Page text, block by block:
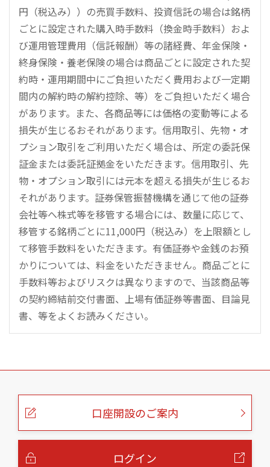
円（税込み））の売買手数料、投資信託の場合は銘柄
ごとに設定された購入時手数料（換金時手数料）およ
び運用管理費用（信託報酬）等の諸経費、年金保険・
終身保険・養老保険の場合は商品ごとに設定された契
約時・運用期間中にご負担いただく費用および一定期
間内の解約時の解約控除、等）をご負担いただく場合
があります。また、各商品等には価格の変動等による
損失が生じるおそれがあります。信用取引、先物・オ
プション取引をご利用いただく場合は、所定の委託保
証金または委託証拠金をいただきます。信用取引、先
物・オプション取引には元本を超える損失が生じるお
それがあります。証券保管振替機構を通じて他の証券
会社等へ株式等を移管する場合には、数量に応じて、
移管する銘柄ごとに11,000円（税込み）を上限額とし
て移管手数料をいただきます。有価証券や金銭のお預
かりについては、料金をいただきません。商品ごとに
手数料等およびリスクは異なりますので、当該商品等
の契約締結前交付書面、上場有価証券等書面、目論見
書、等をよくお読みください。
こ
口座開設のご案内
ログイン